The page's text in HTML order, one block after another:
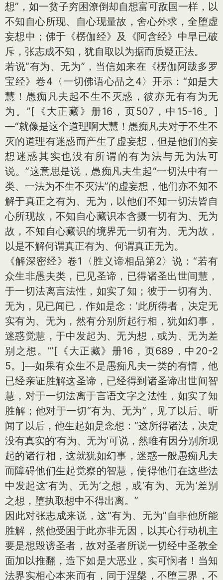
想”，如一贫子穷困潦倒却自想富可敌国一样，以
不知自心所现、自心现量故，舍心外求，全堕虚
妄想中；佛于《楞伽经》及《阿含经》中早已破
斥，张志成不知，犹自取以为据而质疑正法。
若说“有为、无为”，当信如来在《楞伽阿跋多罗
宝经》卷4〈一切佛语心品之4〉开示：“如是大
慧！愚痴凡夫起不生不灭惑，彼亦无有有为无
为。”[《大正藏》册16，页507，中15-16。]
—“就像是这个道理啊大慧！愚痴凡夫对于不生不
灭的道理有迷惑而产生了虚妄想，但是他们的妄
想迷惑其实也没有所谓的有为法与无为法可
说。”这意思是说，愚痴凡夫生起“一切法中有一
类、一法为不生不灭法”的虚妄想，他们亦不知不
解于真正之有为、无为，以他们不知一切法皆自
心所现故，不知自心藏识本含摄一切有为、无为
故，不知自心藏识的境界无一切有为、无为故，
以是不解何谓真正有为、何谓真正无为。
《解深密经》卷1〈胜义谛相品第2〉说：“若有
众生非愚夫类，已见圣谛，已得诸圣出世间慧，
于一切法离言法性，如实了知；彼于一切有为、
无为，见已闻已，作如是念：‘此所得者，决定无
实有为、无为，然有分别所起行相，犹如幻事，
迷惑觉慧，于中发起为、无为想，或为、无为差
别之想。’”[《大正藏》册16，页689，中20-2
5。]—如果有众生不是愚痴凡夫一类的有情，他
已经亲证胜解这圣谛，已经得到诸圣谛出世间智
慧，对于一切法离于言语文字之法性，如实了知
胜解；他对于一切“有为、无为”，见了以后、听
闻了以后，他生起如是念想：“这所得诸法，决定
没有真实的‘有为、无为’可说，然唯有因分别所现
起的诸行相，这就犹如幻事，迷惑一般愚痴凡夫
而障碍他们生起觉察的智慧，使得他们在这些法
中发起这‘有为、无为’之想，或‘有为、无为’差别
之想，堕执取想中不得出离。”
因此对张志成来说，这“有为、无为”自非他所能
胜解，然他受困于此亦非无因，以其心行动机主
要是想毁谤圣者，故对圣者所说一切经中圣教全
面加以推翻，造下如是大恶业，实可悯者！当知
法界实相心本来而有，同于涅槃，不堕三界，不